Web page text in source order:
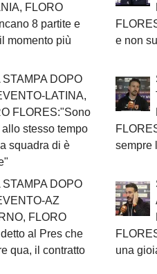
FLORO
8 partite e
momento più
e non
STAMPA DOPO
LATINA,
FLORES:"Sono
stesso tempo
squadra di è
sempre
STAMPA DOPO
AZ
FLORO
al Pres che
qua, il contratto
una